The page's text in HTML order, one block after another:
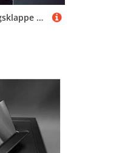
1 Stück 304ss Zugangsklappe – langlebige, wasserdichte Zugangstür for den Innen- und Außenbereich | mit Drehverschluss(24x24in)